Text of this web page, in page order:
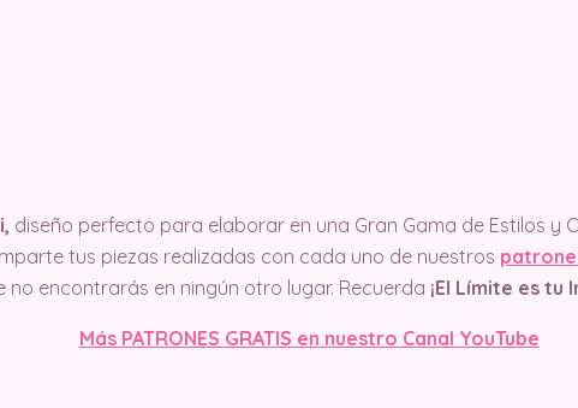
diseño perfecto para elaborar en una Gran Gama de Estilos y
tus piezas realizadas con cada uno de nuestros
no encontrarás en ningún otro lugar. Recuerda ¡El Límite es tu
Más PATRONES GRATIS en nuestro Canal YouTube